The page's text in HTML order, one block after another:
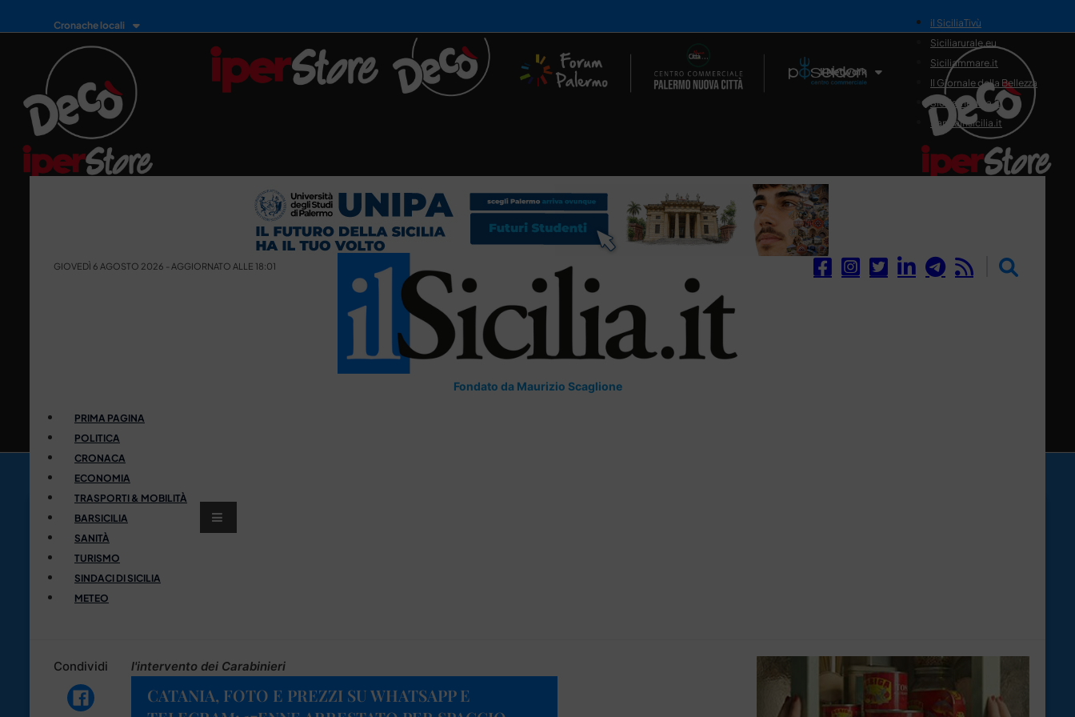
Cronache locali
Il Network
il SiciliaTivù
Siciliarurale.eu
Siciliammare.it
Il Giornale della Bellezza
Siciliamedica.it
Sanitainsicilia.it
GIOVEDÌ 6 AGOSTO 2026 - AGGIORNATO ALLE 18:01
Fondato da Maurizio Scaglione
PRIMA PAGINA
POLITICA
CRONACA
ECONOMIA
TRASPORTI & MOBILITÀ
BARSICILIA
SANITÀ
TURISMO
SINDACI DI SICILIA
METEO
Condividi l'intervento dei Carabinieri
CATANIA, FOTO E PREZZI SU WHATSAPP E